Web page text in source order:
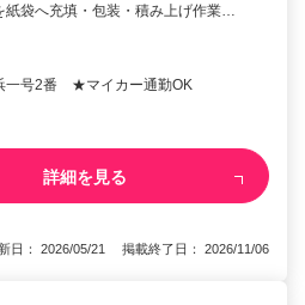
紙袋へ充填・包装・積み上げ作業…
一号2番 ★マイカー通勤OK
詳細を見る
日： 2026/05/21 掲載終了日： 2026/11/06